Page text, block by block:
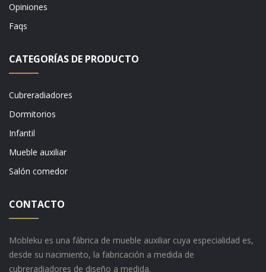
Opiniones
Faqs
CATEGORÍAS DE PRODUCTO
Cubreradiadores
Dormitorios
Infantil
Mueble auxiliar
Salón comedor
CONTACTO
Mobleku es una fábrica de mueble auxiliar cuya especialidad es,
desde su nacimiento, la fabricación a medida de
cubreradiadores de diseño a medida.